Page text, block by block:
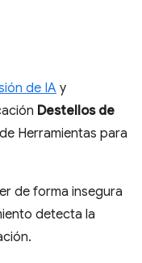
de IA y
Destellos de
de Herramientas para
de forma insegura
detecta la